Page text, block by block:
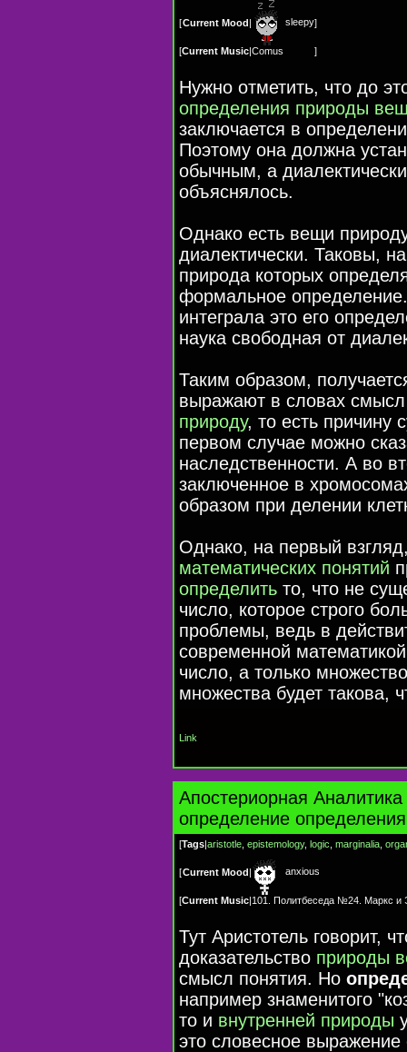
[Current Mood sleepy]
[Current Music Comus ]
Нужно отметить, что до
определения природы
заключается в
Поэтому она должна
обычным, а
объяснялось.
Однако есть вещи
диалектически. Таковы,
природа которых
формальное
интеграла это его
наука свободная от
Таким образом,
выражают в словах смысл
природу, то есть причину
первом случае можно
наследственности. А во
заключенное в
образом при делении
Однако, на первый
математических понятий
определить то, что не
число, которое строго
проблемы, ведь в
современной
число, а только
множества будет такова,
Link
Апостериорная
определение определения
[Tags|aristotle epistemology, logic marginalia
[Current Mood| anxious
[Current Music|101. Политбеседа №24. Маркс и
Тут Аристотель говорит,
доказательство природы
смысл понятия. Но
например знаменитого
то и внутренней природы
это словесное